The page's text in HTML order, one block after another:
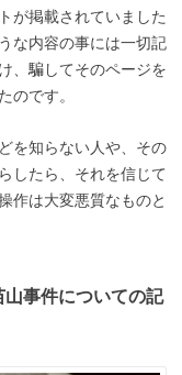
が掲載されていました
な内容の事には一切記
、騙してそのページを
のです。
を知らない人や、その
したら、それを信じて
作は大変悪質なものと
事件についての記